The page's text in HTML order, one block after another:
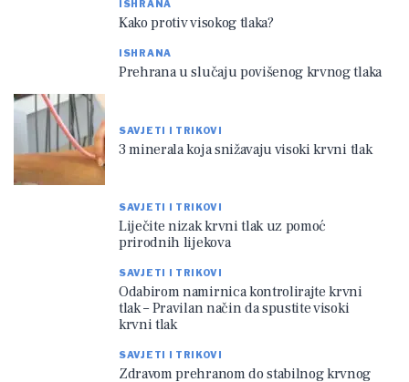
ISHRANA
Kako protiv visokog tlaka?
ISHRANA
Prehrana u slučaju povišenog krvnog tlaka
SAVJETI I TRIKOVI
3 minerala koja snižavaju visoki krvni tlak
SAVJETI I TRIKOVI
Liječite nizak krvni tlak uz pomoć
prirodnih lijekova
SAVJETI I TRIKOVI
Odabirom namirnica kontrolirajte krvni
tlak – Pravilan način da spustite visoki
krvni tlak
SAVJETI I TRIKOVI
Zdravom prehranom do stabilnog krvnog